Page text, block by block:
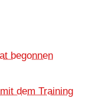
begonnen
dem Training